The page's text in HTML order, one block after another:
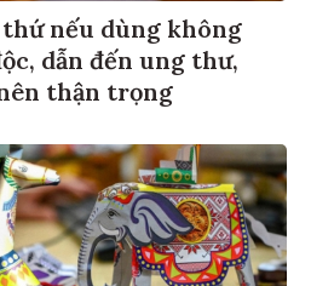
nếu dùng không
dẫn đến ung thư,
thận trọng